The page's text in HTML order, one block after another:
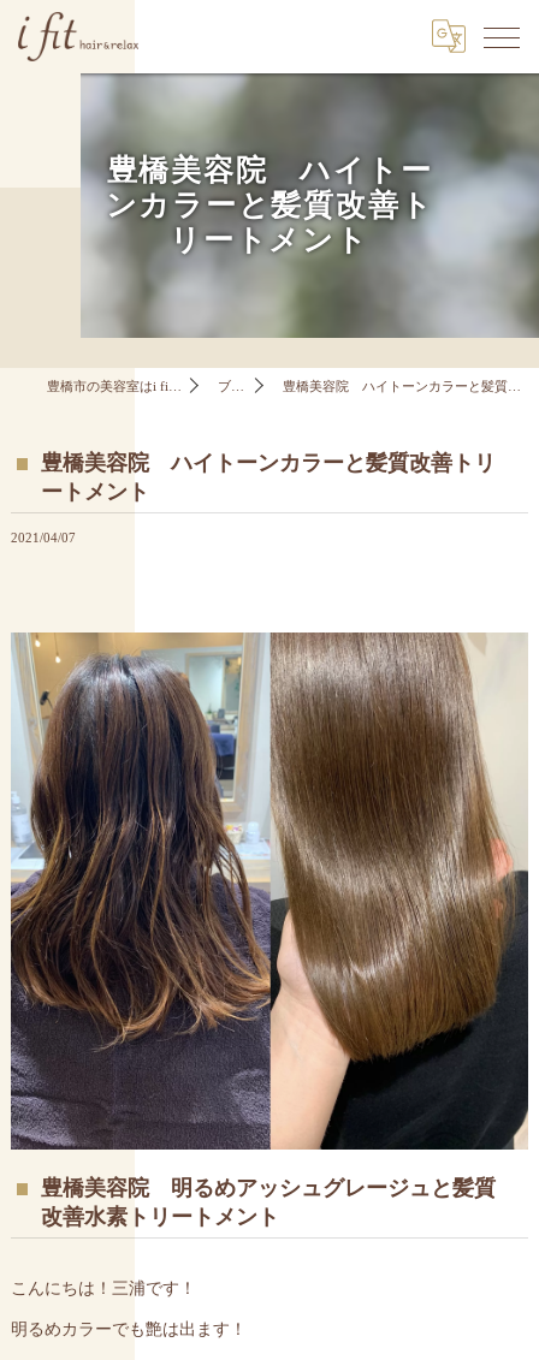
豊橋美容院 ハイトー
ンカラーと髪質改善ト
リートメント
ブログ 豊橋美容院 ハイトーンカラーと髪質改善トリートメント
豊橋美容院 ハイトーンカラーと髪質改善トリ
ートメント
2021/04/07
豊橋美容院 明るめアッシュグレージュと髪質
改善水素トリートメント
こんにちは！三浦です！
明るめカラーでも艶は出ます！